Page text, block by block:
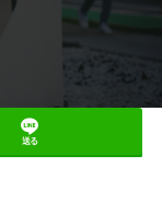
送る